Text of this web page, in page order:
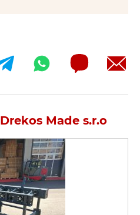
Drekos Made s.r.o